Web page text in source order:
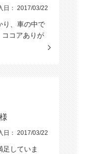
日： 2017/03/22
り、車の中で
コアありが
日： 2017/03/22
足していま